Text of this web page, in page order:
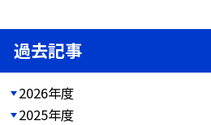
過去記事
2026年度
2025年度